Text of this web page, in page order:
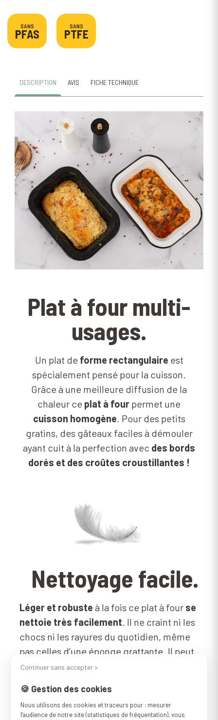
SANS
PFAS
SANS
PTFE
DESCRIPTION AVIS FICHE TECHNIQUE
Plat à four multi-
usages.
Un plat de forme rectangulaire est
spécialement pensé pour la cuisson.
Grâce à une meilleure diffusion de la
chaleur ce plat à four permet une
cuisson homogène . Pour des petits
gratins, des gâteaux faciles à démouler
ayant cuit à la perfection avec des bords
dorés et des croûtes croustillantes !
Nettoyage facile.
Léger et robuste à la fois ce plat à four se
nettoie très facilement. Il ne craint ni les
chocs ni les rayures du quotidien, même
pas celles d’une éponge grattante. Il peut
tout à fait être nettoyé au lave-vaisselle.
Continuer sans accepter >
🍪 Gestion des cookies
Nous utilisons des cookies et traceurs pour : mesurer
l'audience de notre site (statistiques de fréquentation), vous